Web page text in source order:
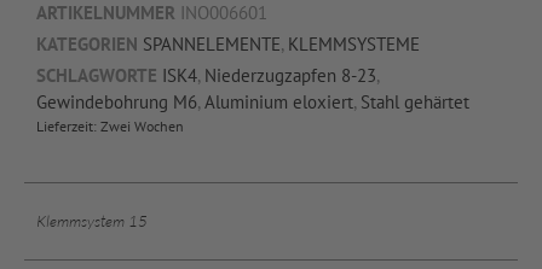
ARTIKELNUMMER INO006601
KATEGORIEN SPANNELEMENTE, KLEMMSYSTEME
SCHLAGWORTE ISK4, Niederzugzapfen 8-23,
Gewindebohrung M6,Aluminium eloxiert, Stahl gehärtet
Lieferzeit: Zwei Wochen
Klemmsystem 15